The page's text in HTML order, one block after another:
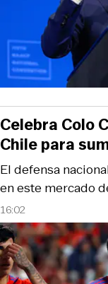
16:02
El defensa
en este mercado
Celebra Colo
Chile para